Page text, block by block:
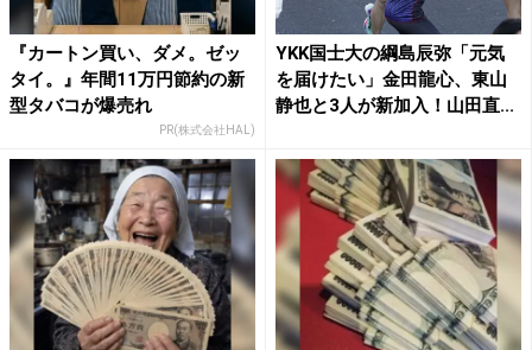
『カートン買い、ダメ。ゼッ
タイ。』年間11万円節約の新
型タバコが爆売れ
PR(株式会社HAL)
YKK国士大の綱島辰弥「元気
を届けたい」金田龍心、東山
静也と3人が新加入！山田直...